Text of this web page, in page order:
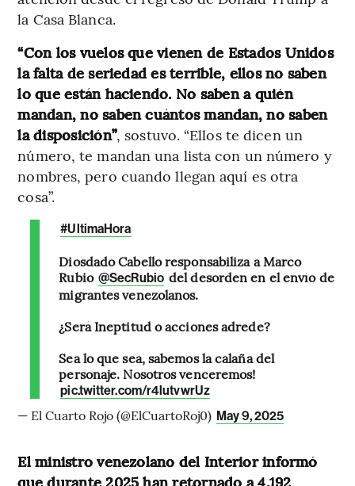
la Casa Blanca.
“Con los vuelos que vienen de Estados Unidos
la falta de seriedad es terrible, ellos no saben
lo que están haciendo. No saben a quién
mandan, no saben cuántos mandan, no saben
la disposición”, sostuvo. “Ellos te dicen un
número, te mandan una lista con un número y
nombres, pero cuando llegan aquí es otra
cosa”.
#UltimaHora
Diosdado Cabello responsabiliza a Marco
Rubio @SecRubio del desorden en el envío de
migrantes venezolanos.
¿Será Ineptitud o acciones adrede?
Sea lo que sea, sabemos la calaña del
personaje. Nosotros venceremos!
pic.twitter.com/r4lutvwrUz
— El Cuarto Rojo (@ElCuartoRoj0) May 9, 2025
El ministro venezolano del Interior informó
que durante 2025 han retornado a 4.192